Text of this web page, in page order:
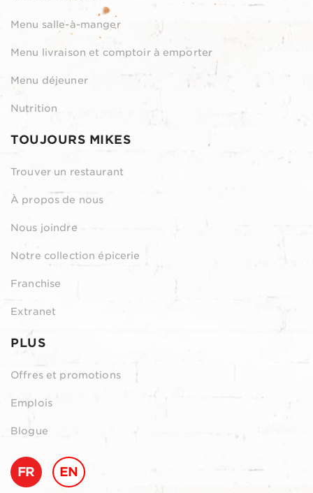
Menu salle-à-manger
Menu livraison et comptoir à emporter
Menu déjeuner
Nutrition
TOUJOURS MIKES
Trouver un restaurant
À propos de nous
Nous joindre
Notre collection épicerie
Franchise
Extranet
PLUS
Offres et promotions
Emplois
Blogue
FR EN